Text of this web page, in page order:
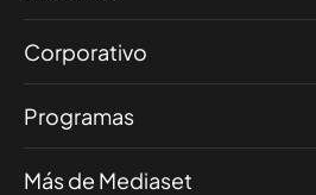
Corporativo
Programas
Más de Mediaset